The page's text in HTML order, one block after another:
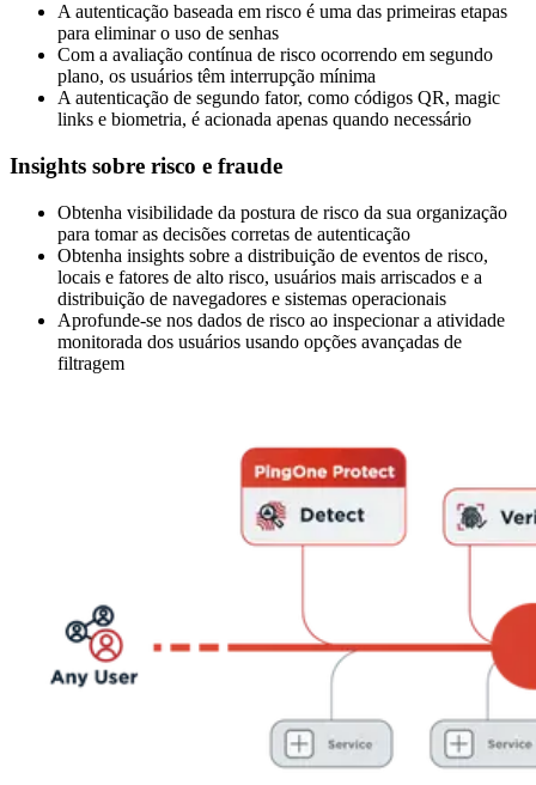
A autenticação baseada em risco é uma das primeiras etapas
para eliminar o uso de senhas
Com a avaliação contínua de risco ocorrendo em segundo
plano, os usuários têm interrupção mínima
A autenticação de segundo fator, como códigos QR, magic
links e biometria, é acionada apenas quando necessário
Insights sobre risco e fraude
Obtenha visibilidade da postura de risco da sua organização
para tomar as decisões corretas de autenticação
Obtenha insights sobre a distribuição de eventos de risco,
locais e fatores de alto risco, usuários mais arriscados e a
distribuição de navegadores e sistemas operacionais
Aprofunde-se nos dados de risco ao inspecionar a atividade
monitorada dos usuários usando opções avançadas de
filtragem